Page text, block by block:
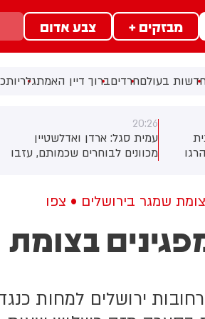
מבזקים + צבע אדום
חדשות בעולםחרדיםברוך דיין האמתגלריות
20:26
עמית סגל: ארדן ואדלשטיין
מכוונים לבוחרים שכמותם, עזבו
שמגר בירושלים • צפו
בצומת
ירושלים למחות